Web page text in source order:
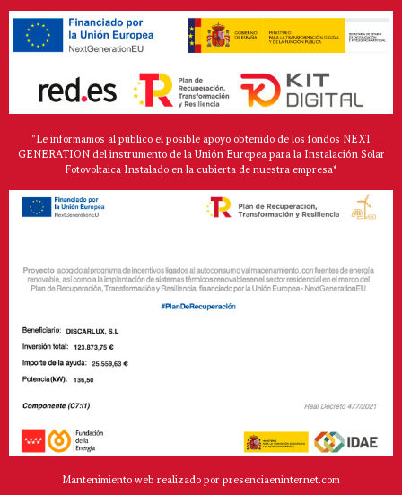
"Le informamos al público el posible apoyo obtenido de los fondos NEXT
GENERATION del instrumento de la Unión Europea para la Instalación Solar
Fotovoltaica Instalado en la cubierta de nuestra empresa*
Mantenimiento web realizado por presenciaeninternet.com